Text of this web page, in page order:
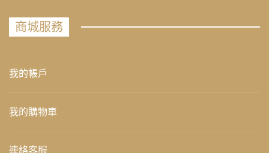
商城服務
我的帳戶
我的購物車
連絡客服